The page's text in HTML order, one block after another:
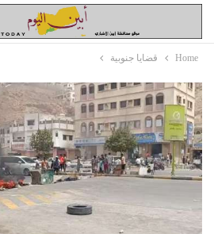
Home قضايا جنوبية